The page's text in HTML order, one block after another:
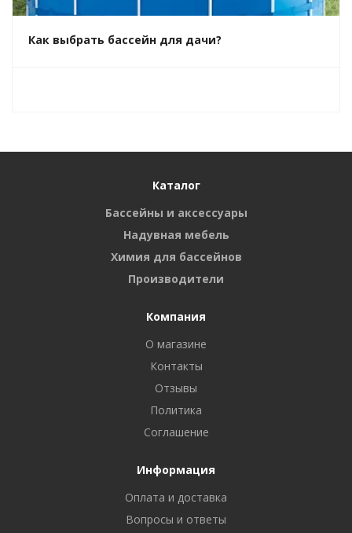
Как выбрать бассейн для дачи?
Каталог
Бассейны и аксессуары
Надувная мебель
Химия для бассейнов
Производители
Компания
О магазине
Контакты
Отзывы
Политика
Соглашение
Информация
Оплата и доставка
Вопросы и ответы